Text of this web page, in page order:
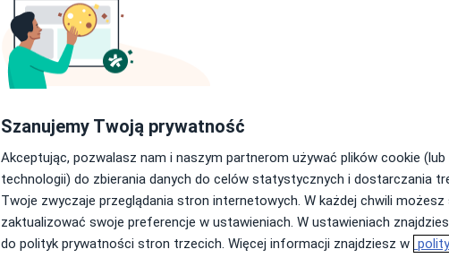
Psycholog
Zobacz więcej
Szanujemy Twoją prywatność
Akceptując, pozwalasz nam i naszym partnerom używać plików cookie (lub
technologii) do zbierania danych do celów statystycznych i dostarczania
Twoje zwyczaje przeglądania stron internetowych. W każdej chwili możesz
zaktualizować swoje preferencje w ustawieniach. W ustawieniach
do polityk prywatności stron trzecich. Więcej informacji znajdziesz w